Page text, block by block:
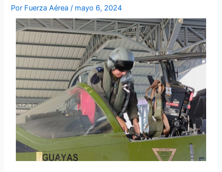
Por Fuerza Aérea/ mayo 6, 2024